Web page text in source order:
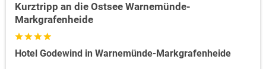
Kurztripp an die Ostsee Warnemünde-
Markgrafenheide
Hotel Godewind in Warnemünde-Markgrafenheide